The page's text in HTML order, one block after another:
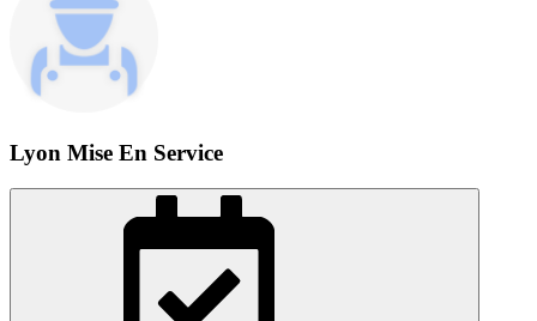
Lyon Mise En Service